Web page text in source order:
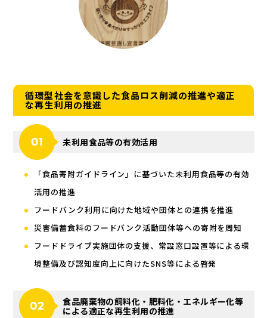
循環型社会を意識した食品ロス削減の推進や適正
な再生利用の推進
未利用食品等の有効活用
「食品寄附ガイドライン」に基づいた未利用食品等の有効
活用の推進
フードバンク利用に向けた地域や団体との連携を推進
災害備蓄食料のフードバンク活動団体等への寄附を周知
フードドライブ実施団体の支援、常設窓口設置等による環
境整備及び認知度向上に向けたSNS等による啓発
食品廃棄物の飼料化・肥料化・エネルギー化等
による適正な再生利用の推進